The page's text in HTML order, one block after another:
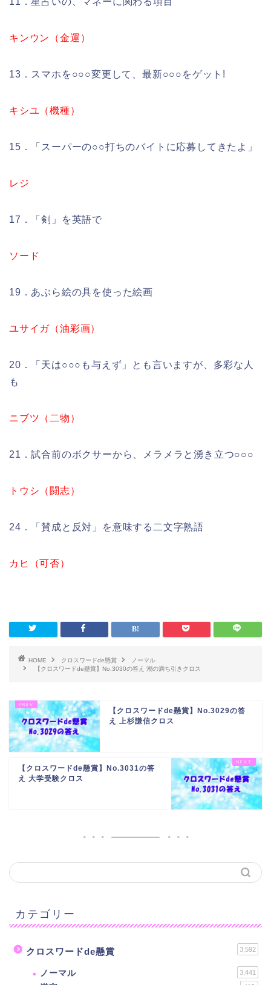
キンウン（金運）
13．スマホを○○○変更して、最新○○○をゲット!
キシユ（機種）
15．「スーパーの○○打ちのバイトに応募してきたよ」
レジ
17．「剣」を英語で
ソード
19．あぶら絵の具を使った絵画
ユサイガ（油彩画）
20．「天は○○○も与えず」とも言いますが、多彩な人
も
ニブツ（二物）
21．試合前のボクサーから、メラメラと湧き立つ○○○
トウシ（闘志）
24．「賛成と反対」を意味する二文字熟語
カヒ（可否）
HOME クロスワードde懸賞
ノーマル
【クロスワードde懸賞】No.3030の答え 潮の満ち引きクロス
【クロスワードde懸賞】No.3029の答
え 上杉謙信クロス
【クロスワードde懸賞】No.3031の答
え 大学受験クロス
カテゴリー
クロスワードde懸賞 3,592
ノーマル 3,441